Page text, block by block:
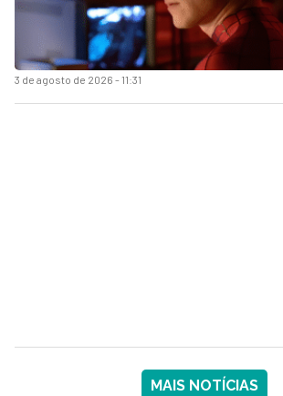
3 de agosto de 2026 - 11:31
MAIS NOTÍCIAS